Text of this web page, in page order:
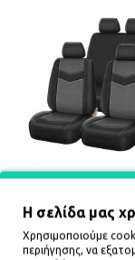
Καλύμματα
Μαύρο-Γκρι Σετ
50,00€
Η σελίδα μας
Χρησιμοποιούμε
περιήγησης, να